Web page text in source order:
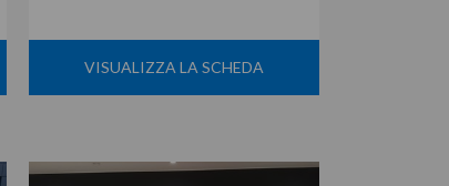
VISUALIZZA LA SCHEDA